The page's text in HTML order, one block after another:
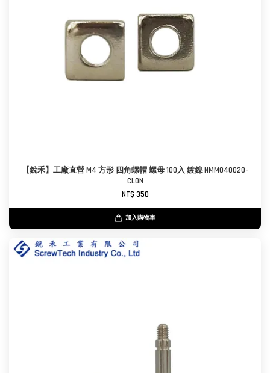
【銳禾】工廠直營 M4 方形 四角螺帽 螺母 100入 鍍鎳 NMM040020-
CL0N
NT$ 350
加入購物車